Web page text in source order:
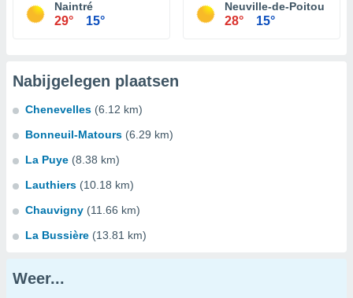
Naintré
29° 15°
Neuville-de-Poitou
28° 15°
Nabijgelegen plaatsen
Chenevelles (6.12 km)
Bonneuil-Matours (6.29 km)
La Puye (8.38 km)
Lauthiers (10.18 km)
Chauvigny (11.66 km)
La Bussière (13.81 km)
Weer...